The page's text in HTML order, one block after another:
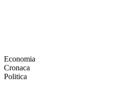
Economia
Cronaca
Politica